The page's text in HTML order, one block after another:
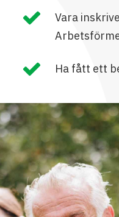
Vara
Ha fått ett